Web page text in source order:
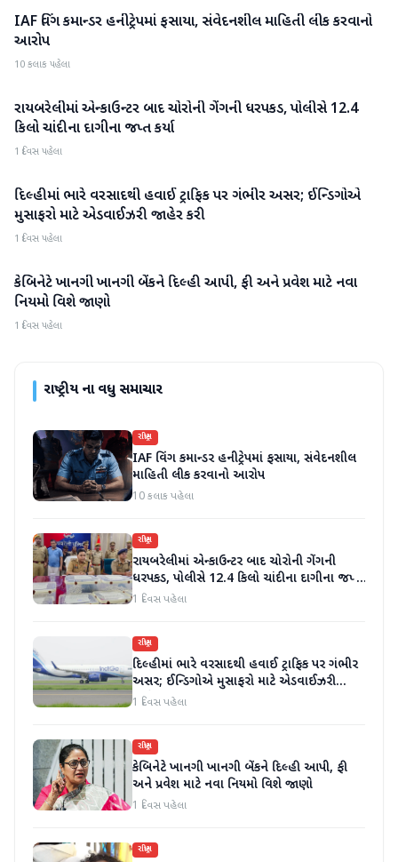
રાષ્ટ્રીય
IAF વિંગ કમાન્ડર હનીટ્રેપમાં ફસાયા, સંવેદનશીલ માહિતી લીક કરવાનો
આરોપ
10 કલાક પહેલા
રાષ્ટ્રીય
રાયબરેલીમાં એન્કાઉન્ટર બાદ ચોરોની ગેંગની ધરપકડ, પોલીસે 12.4
કિલો ચાંદીના દાગીના જપ્ત કર્યા
1 દિવસ પહેલા
રાષ્ટ્રીય
દિલ્હીમાં ભારે વરસાદથી હવાઈ ટ્રાફિક પર ગંભીર અસર; ઈન્ડિગોએ
મુસાફરો માટે એડવાઈઝરી જાહેર કરી
1 દિવસ પહેલા
રાષ્ટ્રીય
કેબિનેટે ખાનગી ખાનગી બેંકને દિલ્હી આપી, ફી અને પ્રવેશ માટે નવા
નિયમો વિશે જાણો
1 દિવસ પહેલા
રાષ્ટ્રીયના વધુ સમાચાર
રાષ્ટ્રીય
IAF વિંગ કમાન્ડર હનીટ્રેપમાં ફસાયા, સંવેદનશીલ
માહિતી લીક કરવાનો આરોપ
10 કલાક પહેલા
રાષ્ટ્રીય
રાયબરેલીમાં એન્કાઉન્ટર બાદ ચોરોની ગેંગની
ધરપકડ, પોલીસે 12.4 કિલો ચાંદીના દાગીના જપ્ત
કર્યા
1 દિવસ પહેલા
રાષ્ટ્રીય
દિલ્હીમાં ભારે વરસાદથી હવાઈ ટ્રાફિક પર ગંભીર
અસર; ઈન્ડિગોએ મુસાફરો માટે એડવાઈઝરી
જાહેર કરી
1 દિવસ પહેલા
રાષ્ટ્રીય
કેબિનેટે ખાનગી ખાનગી બેંકને દિલ્હી આપી, ફી
અને પ્રવેશ માટે નવા નિયમો વિશે જાણો
1 દિવસ પહેલા
રાષ્ટ્રીય